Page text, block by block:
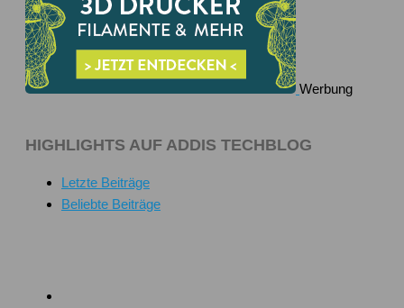
Werbung
HIGHLIGHTS AUF ADDIS TECHBLOG
Letzte Beiträge
Beliebte Beiträge